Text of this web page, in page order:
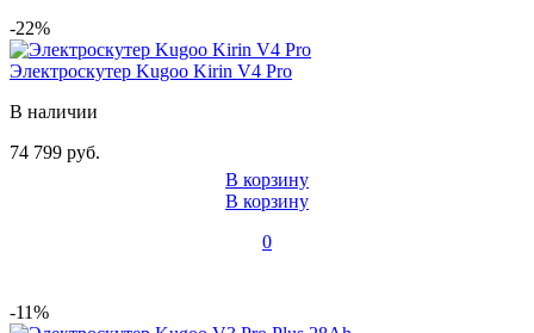
-22%
Электроскутер Kugoo Kirin V4 Pro
В наличии
74 799 руб.
В корзину
В корзину
0
-11%